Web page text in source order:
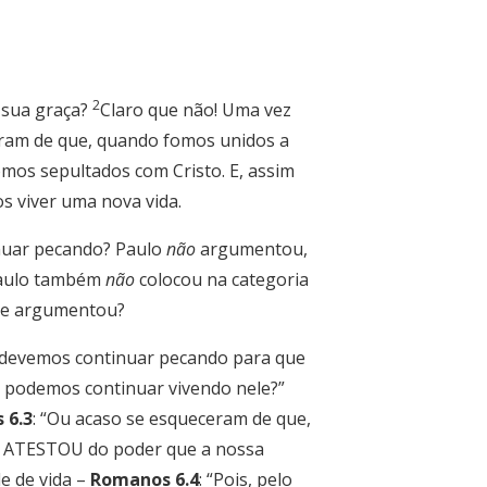
graça? 2Claro que não! Uma vez
de que, quando fomos unidos a
sepultados com Cristo. E, assim
viver uma nova vida.
pecando? Paulo nãoargumentou,
também nãocolocou na categoria
argumentou?
continuar pecando para que
continuar vivendo nele?”
6.3: “Ou acaso se esqueceram de que,
do poder que a nossa
de vida – Romanos 6.4: “Pois, pelo